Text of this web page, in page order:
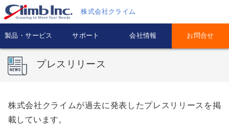
株式会社クライム
製品・サービス サポート 会社情報 お問合せ
プレスリリース
株式会社クライムが過去に発表したプレスリリースを掲
載しています。